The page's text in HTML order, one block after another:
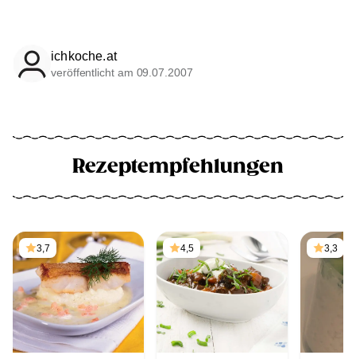
ichkoche.at
veröffentlicht am 09.07.2007
Rezeptempfehlungen
3,7 4,5 3,3